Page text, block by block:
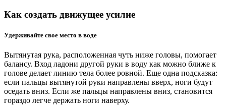
Как создать движущее усилие
Удерживайте свое место в воде
Вытянутая рука, расположенная чуть ниже головы, помогает
балансу. Вход ладони другой руки в воду как можно ближе к
голове делает линию тела более ровной. Еще одна подсказка:
если пальцы вытянутой руки направлены вверх, ноги будут
оседать вниз. Если же пальцы направлены вниз, становится
гораздо легче держать ноги наверху.